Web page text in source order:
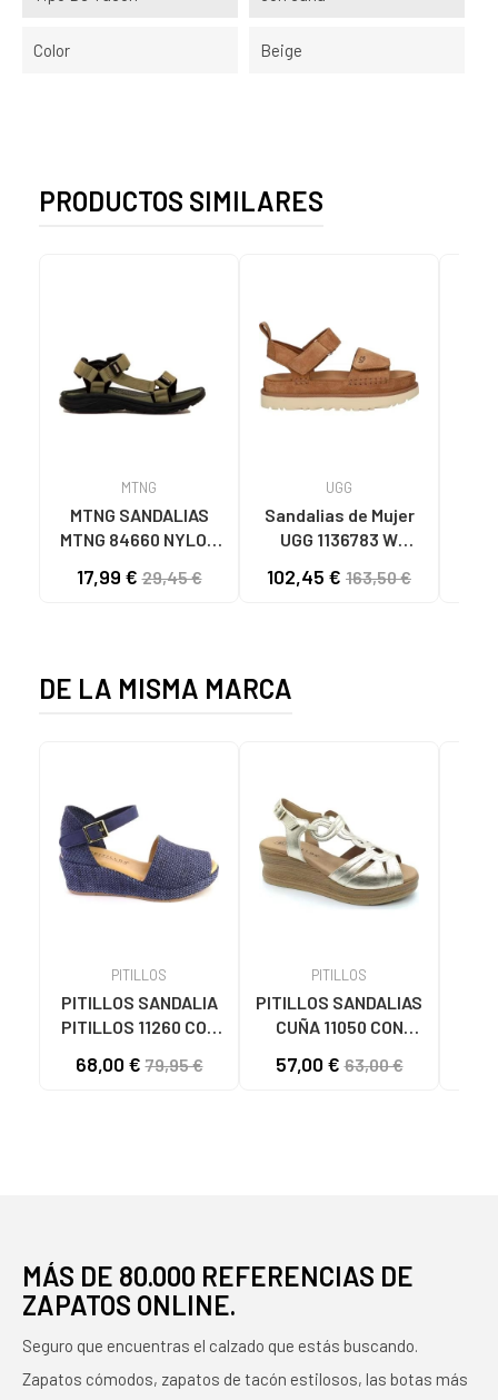
Color Beige
PRODUCTOS SIMILARES
MTNG
MTNG SANDALIAS
MTNG 84660 NYLON
C59785 - - NYLON
17,99 €29,45 €
UGG
Sandalias de Mujer
UGG 1136783 W
CHESTNUT
102,45 € 163,50 €
DE LA MISMA MARCA
PITILLOS
PITILLOS SANDALIA
PITILLOS 11260 CON
HEBILLA AZUL
68,00 €79,95 €
PITILLOS
PITILLOS SANDALIAS
CUÑA 11050 CON
ORO DORADO
57,00 €63,00 €
MÁS DE 80.000 REFERENCIAS DE
ZAPATOS ONLINE.
Seguro que encuentras el calzado que estás buscando.
Zapatos cómodos, zapatos de tacón estilosos, las botas más